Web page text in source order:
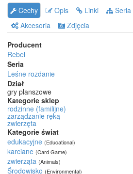
Cechy Opis Linki Seria
Akcesoria
Zdjęcia
Producent
Rebel
Seria
Leśne rozdanie
Dział
gry planszowe
Kategorie sklep
rodzinne (familijne)
zarządzanie ręką
zwierzęta
Kategorie świat
edukacyjne (Educational)
karciane (Card Game)
zwierząta (Animals)
Środowisko (Environmental)